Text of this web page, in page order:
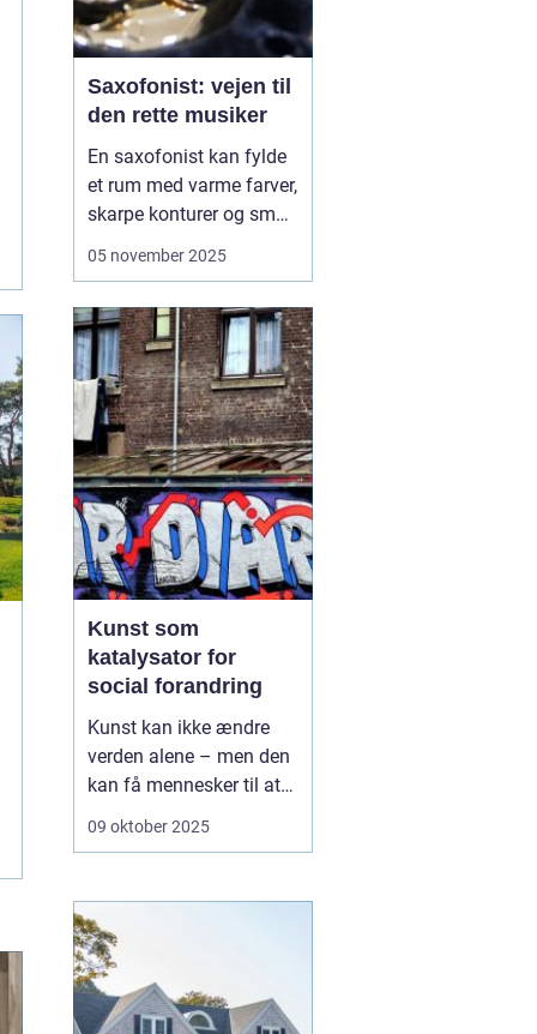
Saxofonist: vejen til
den rette musiker
En saxofonist kan fylde
et rum med varme farver,
skarpe konturer og små
nuancer, der klæder alt
saxofonen som jazzens
ikon, men instrumentet
har for længst fået et
fast hjem i klass...
05 november 2025
Kunst som
katalysator for
social forandring
Kunst kan ikke ændre
verden alene – men den
kan få mennesker til at
se verden på en ny
drivkraft for social
forandring: et sprog, der
overskrider politik, klasse
og kultur. ...
09 oktober 2025